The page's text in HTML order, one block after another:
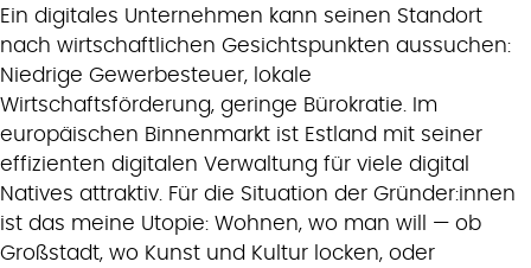
Ein digitales Unternehmen kann seinen Standort
nach wirtschaftlichen Gesichtspunkten aussuchen:
Niedrige Gewerbesteuer, lokale
Wirtschaftsförderung, geringe Bürokratie. Im
europäischen Binnenmarkt ist Estland mit seiner
effizienten digitalen Verwaltung für viele digital
Natives attraktiv. Für die Situation der Gründer:innen
ist das meine Utopie: Wohnen, wo man will — ob
Großstadt, wo Kunst und Kultur locken, oder